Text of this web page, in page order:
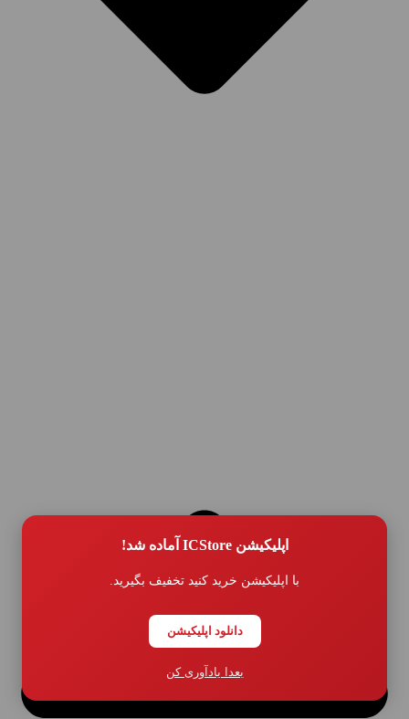
اپلیکیشن ICStore آماده شد!
با اپلیکیشن خرید کنید تخفیف بگیرید.
دانلود اپلیکیشن
بعدا یادآوری کن